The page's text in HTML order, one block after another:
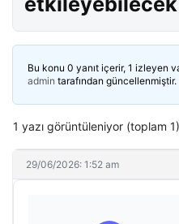
Bu konu 0 yanıt içerir, 1 izleyen
admin tarafından güncellenmiştir.
1 yazı görüntüleniyor (toplam 1)
29/06/2026: 1:52 am